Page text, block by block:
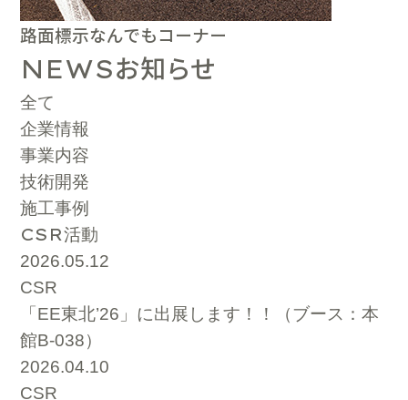
路面標示なんでもコーナー
NEWSお知らせ
全て
企業情報
事業内容
技術開発
施工事例
CSR活動
2026.05.12
CSR
「EE東北’26」に出展します！！（ブース：本
館B-038）
2026.04.10
CSR